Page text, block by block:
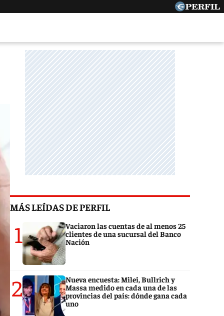
MÁS LEÍDAS DE PERFIL
1
Vaciaron las cuentas de al menos 25
clientes de una sucursal del Banco
Nación
2
Nueva encuesta: Milei, Bullrich y
Massa medido en cada una de las
provincias del país: dónde gana cada
uno